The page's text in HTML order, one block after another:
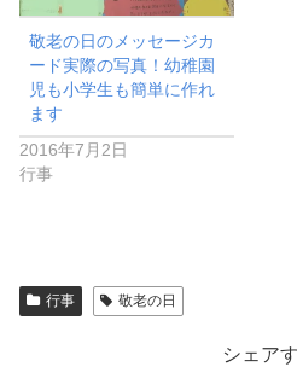
敬老の日のメッセージカ
ード実際の写真！幼稚園
児も小学生も簡単に作れ
ます
2016年7月2日
行事
行事 敬老の日
シェア